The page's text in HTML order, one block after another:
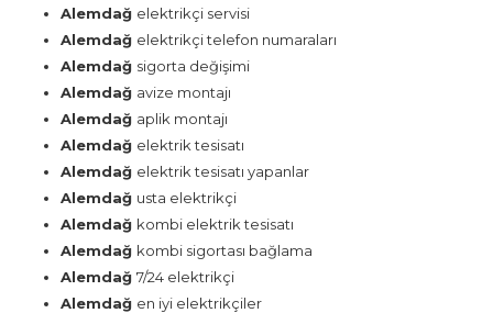
Alemdağ elektrikçi servisi
Alemdağ elektrikçi telefon numaraları
Alemdağ sigorta değişimi
Alemdağ avize montajı
Alemdağ aplik montajı
Alemdağ elektrik tesisatı
Alemdağ elektrik tesisatı yapanlar
Alemdağ usta elektrikçi
Alemdağ kombi elektrik tesisatı
Alemdağ kombi sigortası bağlama
Alemdağ 7/24 elektrikçi
Alemdağ en iyi elektrikçiler